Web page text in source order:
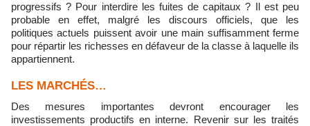
progressifs ? Pour interdire les fuites de capitaux ? Il est peu
probable en effet, malgré les discours officiels, que les
politiques actuels puissent avoir une main suffisamment ferme
pour répartir les richesses en défaveur de la classe à laquelle ils
appartiennent.
LES MARCHÉS…
Des mesures importantes devront encourager les
investissements productifs en interne. Revenir sur les traités